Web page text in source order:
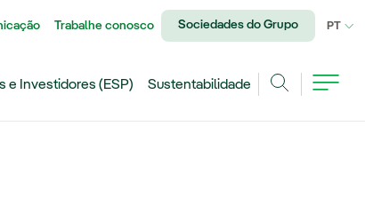
Trabalhe conosco Sociedades do Grupo PT
e Investidores (ESP)
Sustentabilidade